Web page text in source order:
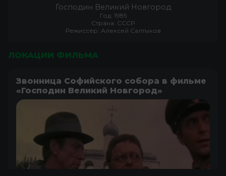
Господин Великий Новгород
Год: 1985
Страна: СССР
Режиссёр: Алексей Салтыков
ЛОКАЦИИ ФИЛЬМА
Звонница Софийского собора в фильме
«Господин Великий Новгород»